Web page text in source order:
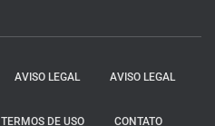
AVISO LEGAL AVISO LEGAL
TERMOS DE USO CONTATO